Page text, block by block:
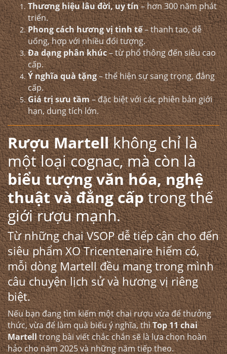
Thương hiệu lâu đời, uy tín– hơn 300 năm phát
triển.
Phong cách hương vị tinh tế– thanh tao, dễ
uống, hợp với nhiều đối tượng.
Đa dạng phân khúc– từ phổ thông đến siêu cao
cấp.
Ý nghĩa quà tặng– thể hiện sự sang trọng, đẳng
cấp.
Giá trị sưu tầm– đặc biệt với các phiên bản giới
hạn, dung tích lớn.
Rượu Martellkhông chỉ là
một loại cognac, mà còn là
biểu tượng văn hóa, nghệ
thuật và đẳng cấptrong thế
giới rượu mạnh.
Từ những chai VSOP dễ tiếp cận cho đến
siêu phẩm XO Tricentenaire hiếm có,
mỗi dòng Martell đều mang trong mình
câu chuyện lịch sử và hương vị riêng
biệt.
Nếu bạn đang tìm kiếm một chai rượu vừa để thưởng
thức, vừa để làm quà biếu ý nghĩa, thìTop 11 chai
Martelltrong bài viết chắc chắn sẽ là lựa chọn hoàn
hảo cho năm 2025 và những năm tiếp theo.